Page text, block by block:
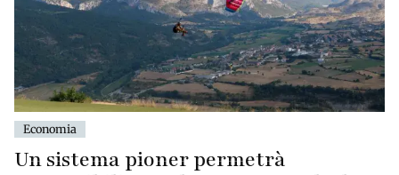
Economia
Un sistema pioner permetrà